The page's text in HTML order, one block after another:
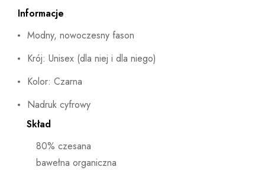
Informacje
Modny, nowoczesny fason
Krój: Unisex (dla niej i dla niego)
Kolor: Czarna
Nadruk cyfrowy
Skład
80% czesana
bawełna organiczna